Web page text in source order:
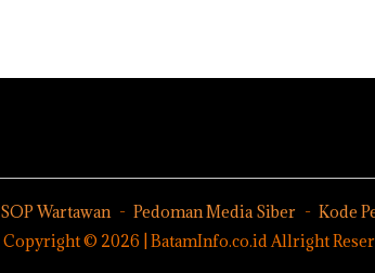
SOP Wartawan Pedoman Media Siber Kode
Copyright © 2026 | BatamInfo.co.id Allright